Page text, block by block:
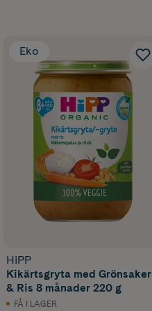
Eko
HiPP
Kikärtsgryta med Grönsaker
& Ris 8 månader 220 g
FÅ I LAGER